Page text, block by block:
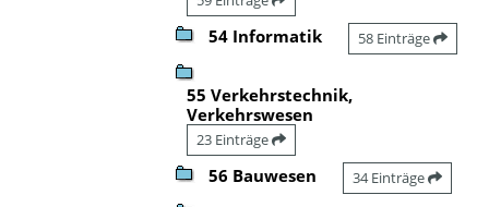
54 Informatik 58 Einträge
55 Verkehrstechnik,
Verkehrswesen
23 Einträge
56 Bauwesen 34 Einträge